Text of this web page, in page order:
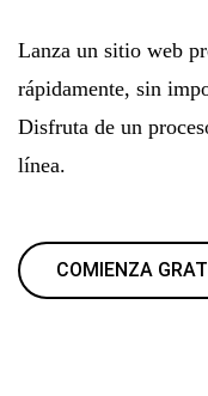
Lanza un sitio web
rápidamente, sin
Disfruta de un
línea.
COMIENZA